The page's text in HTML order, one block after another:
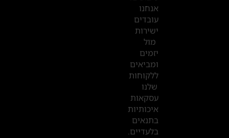
אנחנו
עובדים
ישירות
מול
יזמים
ומביאים
ללקוחות
שלנו
עסקאות
איכותיות
בתנאים
בלעדיים.